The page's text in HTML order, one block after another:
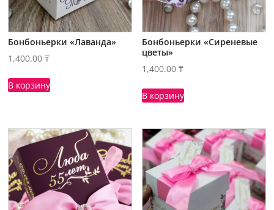
Бонбоньерки «Лаванда»
1,400.00₸
В корзину
Бонбоньерки «Сиреневые
цветы»
1,400.00₸
В корзину